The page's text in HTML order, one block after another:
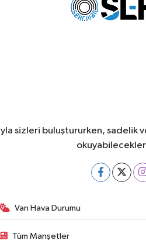
sizleri buluştururken, sadelik
Van Hava Durumu
Tüm Manşetler